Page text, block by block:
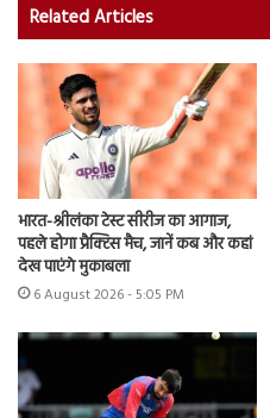
Related Articles
भारत-श्रीलंका टेस्ट सीरीज का आगाज,
पहले होगा प्रैक्टिस मैच, जानें कब और कहां
देख पाएंगे मुकाबला
6 August 2026 - 5:05 PM